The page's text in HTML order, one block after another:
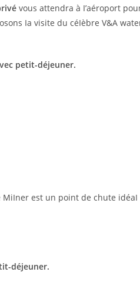
vous attendra à I’aéroport
Ia visite du céIèbre V&A
petit-déjeuner.
MiIner est un point de chute
déjeuner.